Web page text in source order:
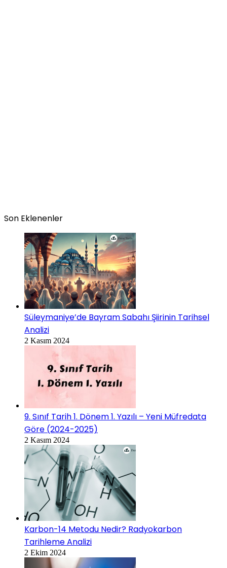
Son Eklenenler
Süleymaniye’de Bayram Sabahı Şiirinin Tarihsel
Analizi
2 Kasım 2024
9. Sınıf Tarih 1. Dönem 1. Yazılı – Yeni Müfredata
Göre (2024-2025)
2 Kasım 2024
Karbon-14 Metodu Nedir? Radyokarbon
Tarihleme Analizi
2 Ekim 2024